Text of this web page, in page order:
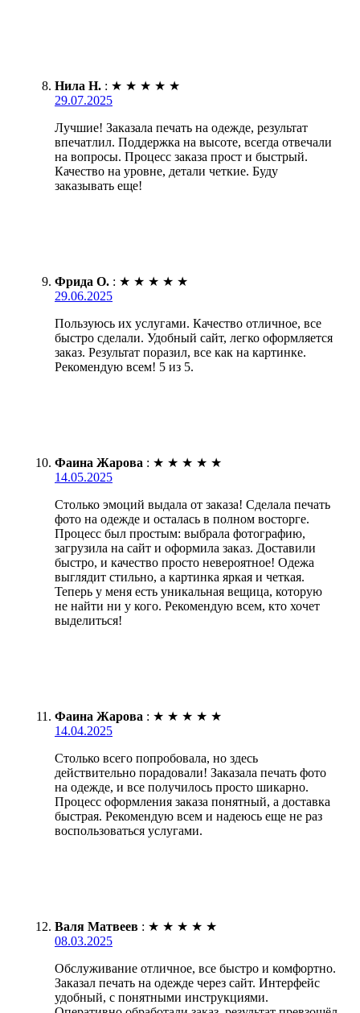
Нила Н. : ★ ★ ★ ★ ★
29.07.2025
Лучшие! Заказала печать на одежде, результат
впечатлил. Поддержка на высоте, всегда отвечали
на вопросы. Процесс заказа прост и быстрый.
Качество на уровне, детали четкие. Буду
заказывать еще!
Фрида О. : ★ ★ ★ ★ ★
29.06.2025
Пользуюсь их услугами. Качество отличное, все
быстро сделали. Удобный сайт, легко оформляется
заказ. Результат поразил, все как на картинке.
Рекомендую всем! 5 из 5.
Фаина Жарова : ★ ★ ★ ★ ★
14.05.2025
Столько эмоций выдала от заказа! Сделала печать
фото на одежде и осталась в полном восторге.
Процесс был простым: выбрала фотографию,
загрузила на сайт и оформила заказ. Доставили
быстро, и качество просто невероятное! Одежа
выглядит стильно, а картинка яркая и четкая.
Теперь у меня есть уникальная вещица, которую
не найти ни у кого. Рекомендую всем, кто хочет
выделиться!
Фаина Жарова : ★ ★ ★ ★ ★
14.04.2025
Столько всего попробовала, но здесь
действительно порадовали! Заказала печать фото
на одежде, и все получилось просто шикарно.
Процесс оформления заказа понятный, а доставка
быстрая. Рекомендую всем и надеюсь еще не раз
воспользоваться услугами.
Валя Матвеев : ★ ★ ★ ★ ★
08.03.2025
Обслуживание отличное, все быстро и комфортно.
Заказал печать на одежде через сайт. Интерфейс
удобный, с понятными инструкциями.